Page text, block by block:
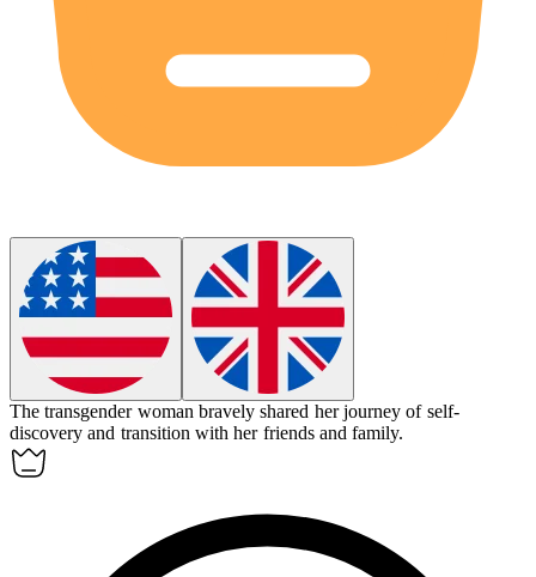
The transgender woman bravely shared her journey of self-
discovery and transition with her friends and family.